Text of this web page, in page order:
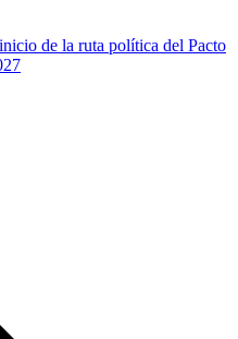
de la ruta política del Pacto